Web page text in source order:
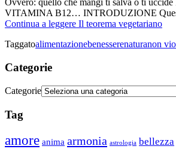
Ovvero: quello che mangi ti salva o ti
VITAMINA B12… INTRODUZIONE Questo
Continua a leggere Il teorema vegetariano
Taggatoalimentazionebenesserenaturanon
Categorie
Categorie
Tag
amore anima armonia astrologia bellezza